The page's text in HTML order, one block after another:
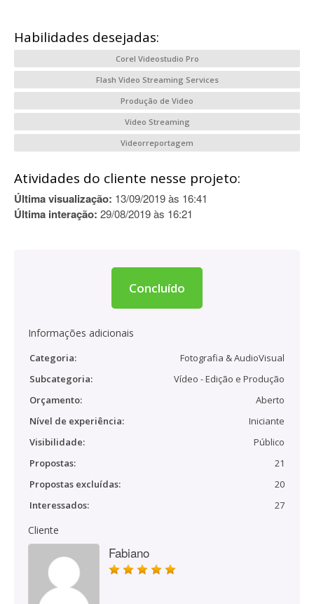
Habilidades desejadas:
Corel Videostudio Pro
Flash Video Streaming Services
Produção de Video
Video Streaming
Videorreportagem
Atividades do cliente nesse projeto:
Última visualização: 13/09/2019 às 16:41
Última interação: 29/08/2019 às 16:21
Concluído
Informações adicionais
Categoria:
Fotografia & AudioVisual
Subcategoria:
Vídeo - Edição e Produção
Orçamento:
Aberto
Nível de experiência:
Iniciante
Visibilidade:
Público
Propostas:
21
Propostas excluídas:
20
Interessados:
27
Cliente
Fabiano